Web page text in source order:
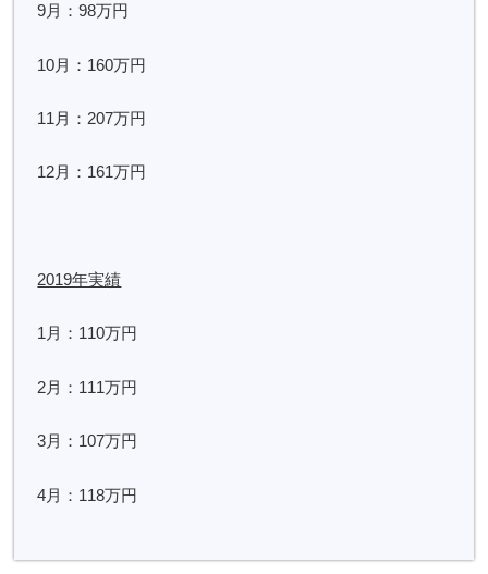
9月：98万円
10月：160万円
11月：207万円
12月：161万円
2019年実績
1月：110万円
2月：111万円
3月：107万円
4月：118万円